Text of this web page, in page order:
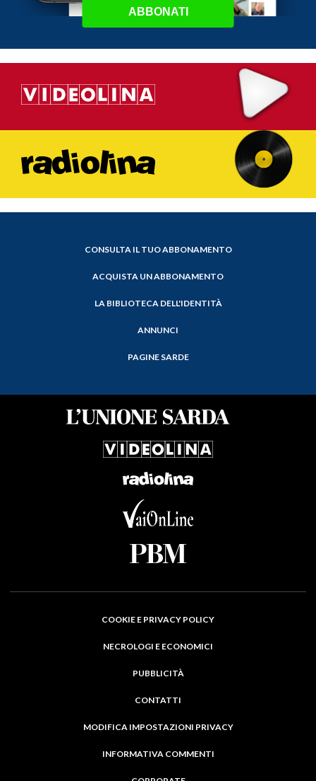
ABBONATI
CONSULTA IL TUO ABBONAMENTO
ACQUISTA UN ABBONAMENTO
LA BIBLIOTECA DELL'IDENTITÀ
ANNUNCI
PAGINE SARDE
COOKIE E PRIVACY POLICY
NECROLOGI E ECONOMICI
PUBBLICITÀ
CONTATTI
MODIFICA IMPOSTAZIONI PRIVACY
INFORMATIVA COMMENTI